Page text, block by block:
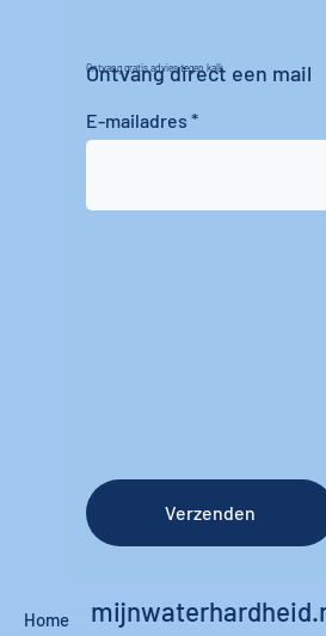
Ontvang gratis advies tegen kalk
Ontvang direct een mail
E-mailadres
Verzenden
Home